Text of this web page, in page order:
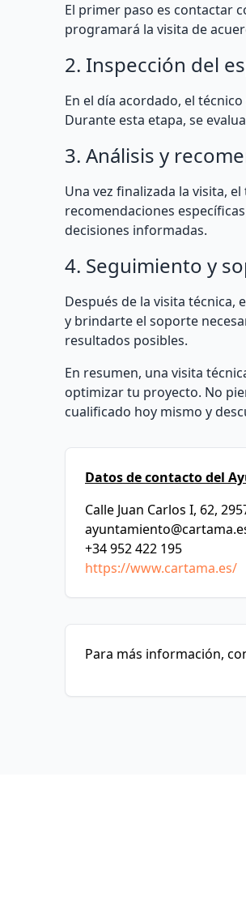
El primer paso es contactar
programará la visita de
2. Inspección del
En el día acordado, el
Durante esta etapa, se
3. Análisis y
Una vez finalizada la visita,
recomendaciones
decisiones informadas.
4. Seguimiento y
Después de la visita
y brindarte el soporte
resultados posibles.
En resumen, una visita
optimizar tu proyecto. No
cualificado hoy mismo y
Datos de contacto del
Calle Juan Carlos I, 62,
+34 952 422 195
https://www.cartama.es/
Para más información,